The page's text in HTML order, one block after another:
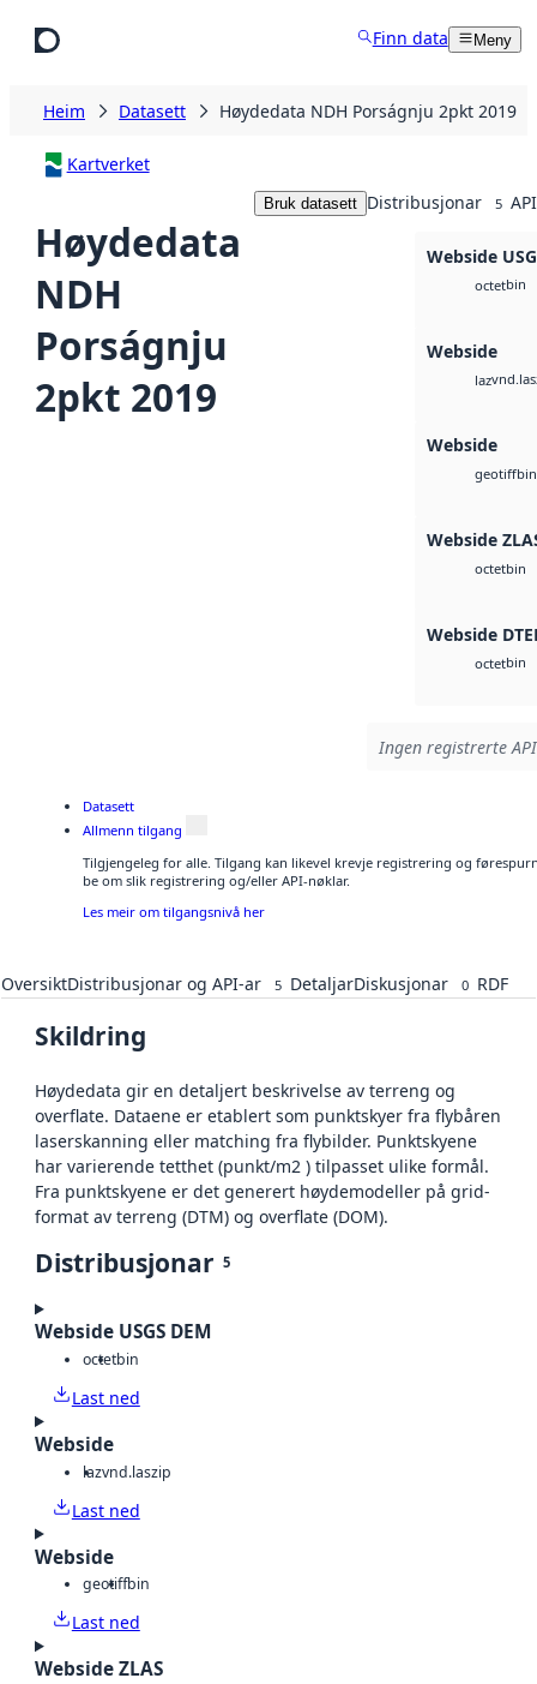
Finn data Meny
Heim Datasett Høydedata NDH Porságnju 2pkt 2019
Kartverket
Høydedata
NDH
Porságnju
2pkt 2019
Bruk datasett Distribusjonar 5
Webside
octetbin
Webside
laz
Webside
geotiffbin
Webside
octetbin
Webside
octetbin
Ingen registrerte
Datasett
Allmenn tilgang
Tilgjengeleg for alle. Tilgang kan likevel krevje registrering og
be om slik registrering og/eller API-nøklar.
Les meir om tilgangsnivå her
OversiktDistribusjonar og API-ar 5 DetaljarDiskusjonar 0 RDF
Skildring
Høydedata gir en detaljert beskrivelse av terreng og
overflate. Dataene er etablert som punktskyer fra flybåren
laserskanning eller matching fra flybilder. Punktskyene
har varierende tetthet (punkt/m2 ) tilpasset ulike formål.
Fra punktskyene er det generert høydemodeller på grid-
format av terreng (DTM) og overflate (DOM).
Distribusjonar 5
Webside USGS DEM
octetbin
Last ned
Webside
lazvnd.laszip
Last ned
Webside
geotiffbin
Last ned
Webside ZLAS